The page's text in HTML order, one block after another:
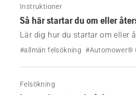
Instruktioner
Så här startar du om eller
Lär dig hur du startar om eller
fabriksinställningarna och
#allmän felsökning #Automower®
Felsökning